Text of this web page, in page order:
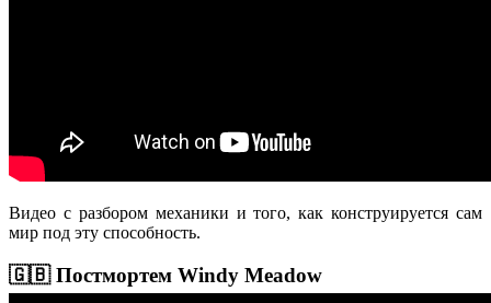
Видео с разбором механики и того, как конструируется сам
мир под эту способность.
🇬🇧 Постмортем Windy Meadow